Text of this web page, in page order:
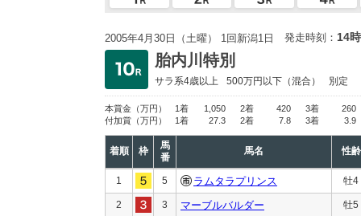
2005年4月30日（土曜） 1回新潟1日 発走時刻： 14
胎内川特別
サラ系4歳以上 500万円以下 （混合） 別定
本賞金 （万円） 1着 1,050 2着 420 3着
260
付加賞 （万円） 1着 27.3 2着 7.8 3着 3.9
着順 枠
馬
番
馬名 性齢
1 5 ラムタラプリンス 牡4
2 3 マーブルバルダー 牡5